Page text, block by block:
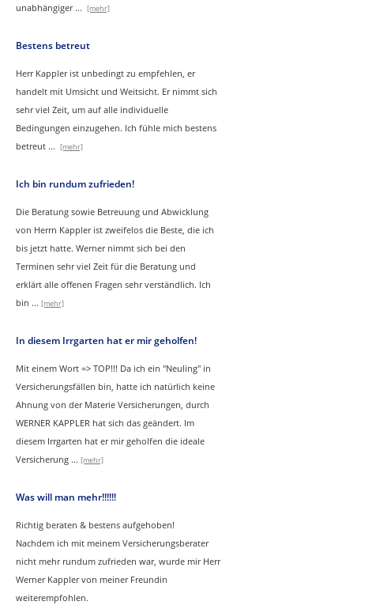
unabhängiger ... [mehr]
Bestens betreut
Herr Kappler ist unbedingt zu empfehlen, er
handelt mit Umsicht und Weitsicht. Er nimmt sich
sehr viel Zeit, um auf alle individuelle
Bedingungen einzugehen. Ich fühle mich bestens
betreut ... [mehr]
Ich bin rundum zufrieden!
Die Beratung sowie Betreuung und Abwicklung
von Herrn Kappler ist zweifelos die Beste, die ich
bis jetzt hatte. Werner nimmt sich bei den
Terminen sehr viel Zeit für die Beratung und
erklärt alle offenen Fragen sehr verständlich. Ich
bin ... [mehr]
In diesem Irrgarten hat er mir geholfen!
Mit einem Wort => TOP!!! Da ich ein "Neuling" in
Versicherungsfällen bin, hatte ich natürlich keine
Ahnung von der Materie Versicherungen, durch
WERNER KAPPLER hat sich das geändert. Im
diesem Irrgarten hat er mir geholfen die ideale
Versicherung ... [mehr]
Was will man mehr!!!!!!
Richtig beraten & bestens aufgehoben!
Nachdem ich mit meinem Versicherungsberater
nicht mehr rundum zufrieden war, wurde mir Herr
Werner Kappler von meiner Freundin
weiterempfohlen.